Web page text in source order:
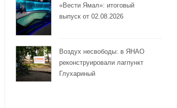
«Вести Ямал»: итоговый
выпуск от 02.08.2026
Воздух несвободы: в ЯНАО
реконструировали лагпункт
Глухариный